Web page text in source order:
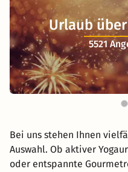
Urlaub
5521
Bei uns stehen Ihnen
Auswahl. Ob aktiver
oder entspannte